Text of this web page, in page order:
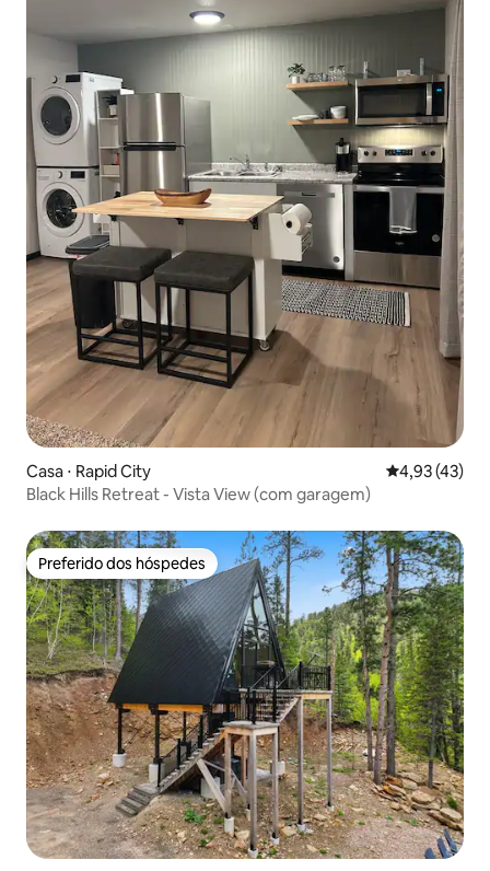
Casa ⋅ Rapid City 4,93 de uma
4,93 (43)
Black Hills Retreat - Vista View (com garagem)
Preferido dos hóspedes
Preferido dos hóspedes